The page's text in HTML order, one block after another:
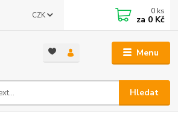
Menu
CZK
Hledat
0 ks
za 0 Kč